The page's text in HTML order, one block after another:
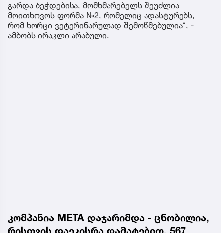
გარდა ბეჭდებისა, მომხმარებელს შეუძლია
მოითხოვოს ფორმა №2, რომელიც ადასტურებს,
რომ ხორცი ვეტერინარულად შემოწმებულია“, -
ამბობს ირაკლი არაბული.
კომპანია META დაჯარიმდა - ცნობილია,
რისთვის დაეკისრა დამატებით, 567